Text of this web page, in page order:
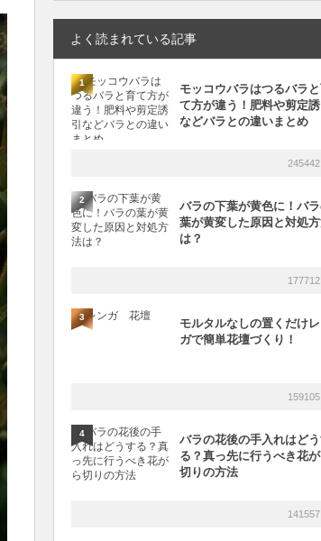
よく読まれている記事
1
モッコウバラはつるバラ
て方が違う！肥料や剪定誘
などバラとの違いまとめ
2
バラの下葉が黄色に！バ
葉が黄変した原因と対処
は？
3
モルタルなしの置くだけ
ガで簡単花壇づくり！
4
バラの花後の手入れはど
る？真っ先に行うべき花
切りの方法